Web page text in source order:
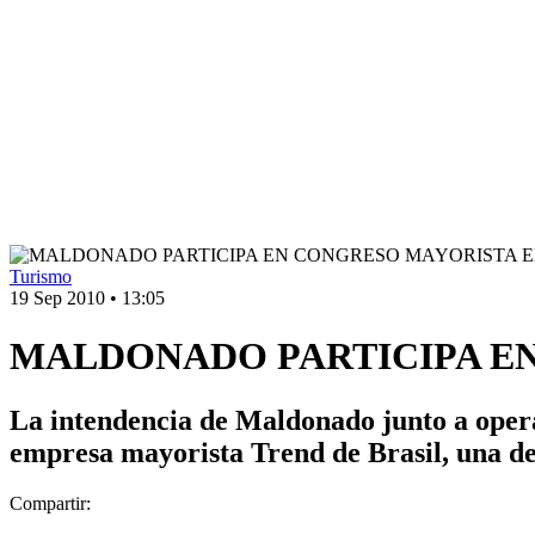
Turismo
19 Sep 2010 • 13:05
MALDONADO PARTICIPA
La intendencia de Maldonado junto a
empresa mayorista Trend de Brasil, una
Compartir: